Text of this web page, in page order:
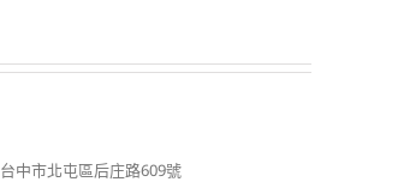
台中市北屯區后庄路609號